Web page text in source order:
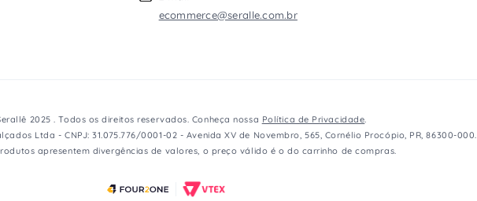
ecommerce@seralle.com.br
2025 . Todos os direitos reservados. Conheça nossa Política de Privacidade.
Ltda - CNPJ: 31.075.776/0001-02 - Avenida XV de Novembro, 565, Cornélio Procópio, PR, 86300-000.
apresentem divergências de valores, o preço válido é o do carrinho de compras.